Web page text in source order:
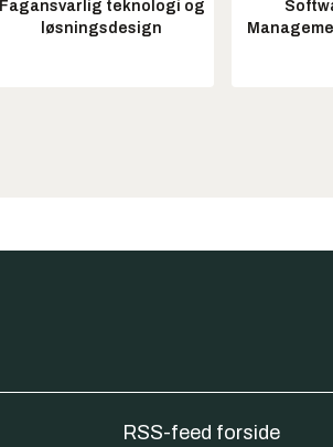
Fagansvarlig teknologi og
løsningsdesign
RSS-feed forside